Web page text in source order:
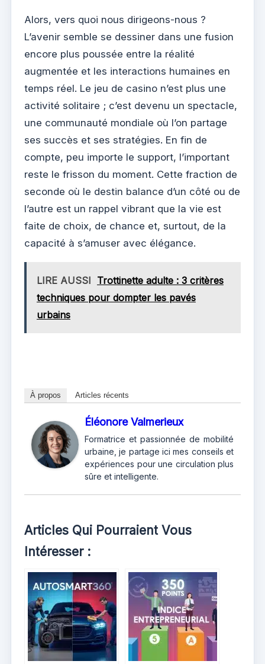
Alors, vers quoi nous dirigeons-nous ?
L’avenir semble se dessiner dans une fusion
encore plus poussée entre la réalité
augmentée et les interactions humaines en
temps réel. Le jeu de casino n’est plus une
activité solitaire ; c’est devenu un spectacle,
une communauté mondiale où l’on partage
ses succès et ses stratégies. En fin de
compte, peu importe le support, l’important
reste le frisson du moment. Cette fraction de
seconde où le destin balance d’un côté ou de
l’autre est un rappel vibrant que la vie est
faite de choix, de chance et, surtout, de la
capacité à s’amuser avec élégance.
LIRE AUSSI Trottinette adulte : 3 critères
techniques pour dompter les pavés
urbains
À propos Articles récents
Éléonore Valmerieux
Formatrice et passionnée de mobilité
urbaine, je partage ici mes conseils et
expériences pour une circulation plus
sûre et intelligente.
Articles Qui Pourraient Vous
Intéresser :